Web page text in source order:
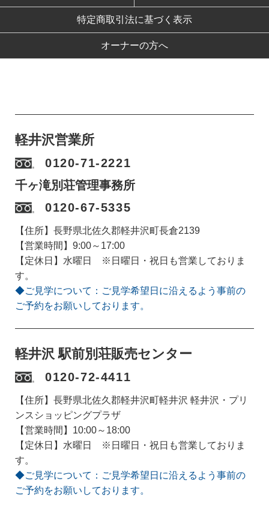
特定商取引法に基づく表示
オーナーの方へ
軽井沢営業所
0120-71-2221
千ヶ滝別荘管理事務所
0120-67-5335
【住所】長野県北佐久郡軽井沢町長倉2139
【営業時間】9:00～17:00
【定休日】水曜日 ※日曜日・祝日も営業しておりま
す。
◆ご見学について：ご見学希望日に沿えるよう事前の
ご予約をお願いしております。
軽井沢 駅前別荘販売センター
0120-72-4411
【住所】長野県北佐久郡軽井沢町軽井沢 軽井沢・プリ
ンスショッピングプラザ
【営業時間】10:00～18:00
【定休日】水曜日 ※日曜日・祝日も営業しておりま
す。
◆ご見学について：ご見学希望日に沿えるよう事前の
ご予約をお願いしております。